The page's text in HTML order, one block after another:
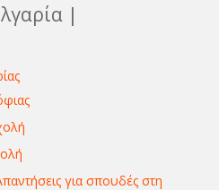
|
για σπουδές στη